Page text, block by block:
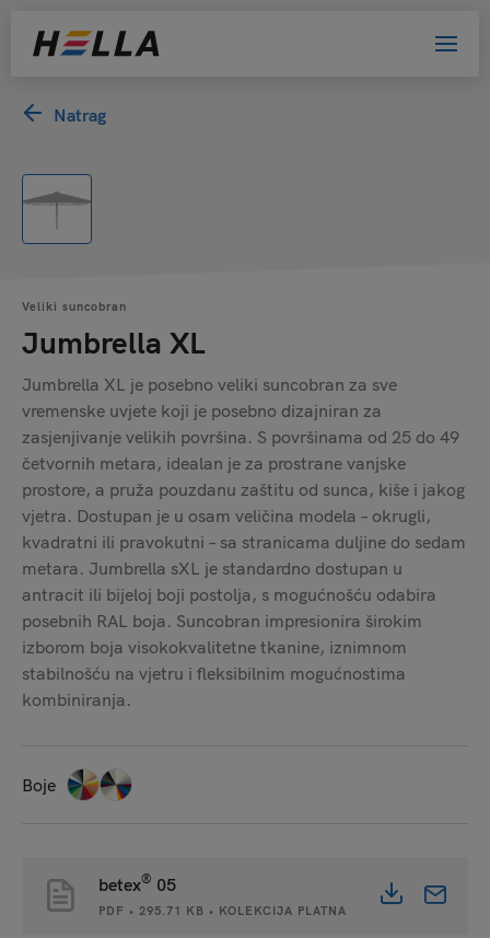
Natrag
Veliki suncobran
Jumbrella XL
Jumbrella XL je posebno veliki suncobran za sve
vremenske uvjete koji je posebno dizajniran za
zasjenjivanje velikih površina. S površinama od 25 do 49
četvornih metara, idealan je za prostrane vanjske
prostore, a pruža pouzdanu zaštitu od sunca, kiše i jakog
vjetra. Dostupan je u osam veličina modela – okrugli,
kvadratni ili pravokutni – sa stranicama duljine do sedam
metara. Jumbrella sXL je standardno dostupan u
antracit ili bijeloj boji postolja, s mogućnošću odabira
posebnih RAL boja. Suncobran impresionira širokim
izborom boja visokokvalitetne tkanine, iznimnom
stabilnošću na vjetru i fleksibilnim mogućnostima
kombiniranja.
Boje
betex® 05
PDF • 295.71 KB • KOLEKCIJA PLATNA